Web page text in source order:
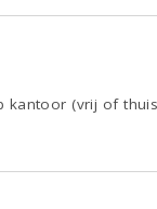
(vrij of